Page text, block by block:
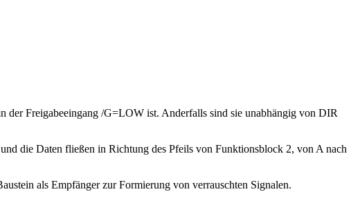
der Freigabeeingang /G=LOW ist. Anderfalls sind sie unabhängig von DIR
die Daten fließen in Richtung des Pfeils von Funktionsblock 2, von A nach
als Empfänger zur Formierung von verrauschten Signalen.